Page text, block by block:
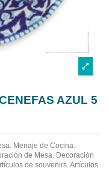
AZUL 5
Menaje de Cocina.
de Mesa. Decoración
de souvenirs. Artículos